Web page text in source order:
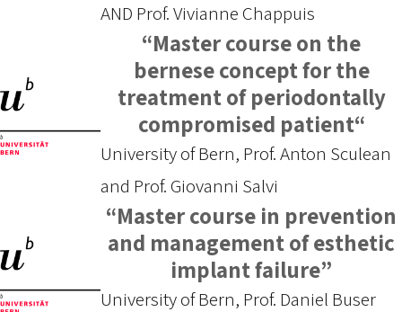
AND Prof. Vivianne Chappuis
“Master course on the
bernese concept for the
treatment of periodontally
compromised patient“
University of Bern, Prof. Anton Sculean
and Prof. Giovanni Salvi
“Master course in prevention
and management of esthetic
implant failure”
University of Bern, Prof. Daniel Buser